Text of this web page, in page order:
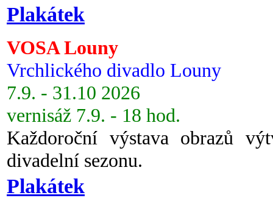
Plakátek
VOSA Louny
Vrchlického divadlo Louny
7.9. - 31.10 2026
vernisáž 7.9. - 18 hod.
Každoroční výstava obrazů
divadelní sezonu.
Plakátek